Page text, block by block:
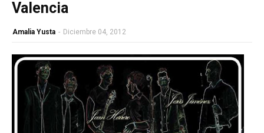
Valencia
Amalia Yusta - Diciembre 04, 2012